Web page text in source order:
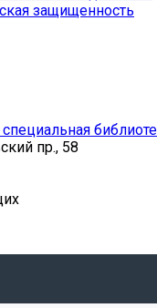
защищенность
специальная
пр., 58